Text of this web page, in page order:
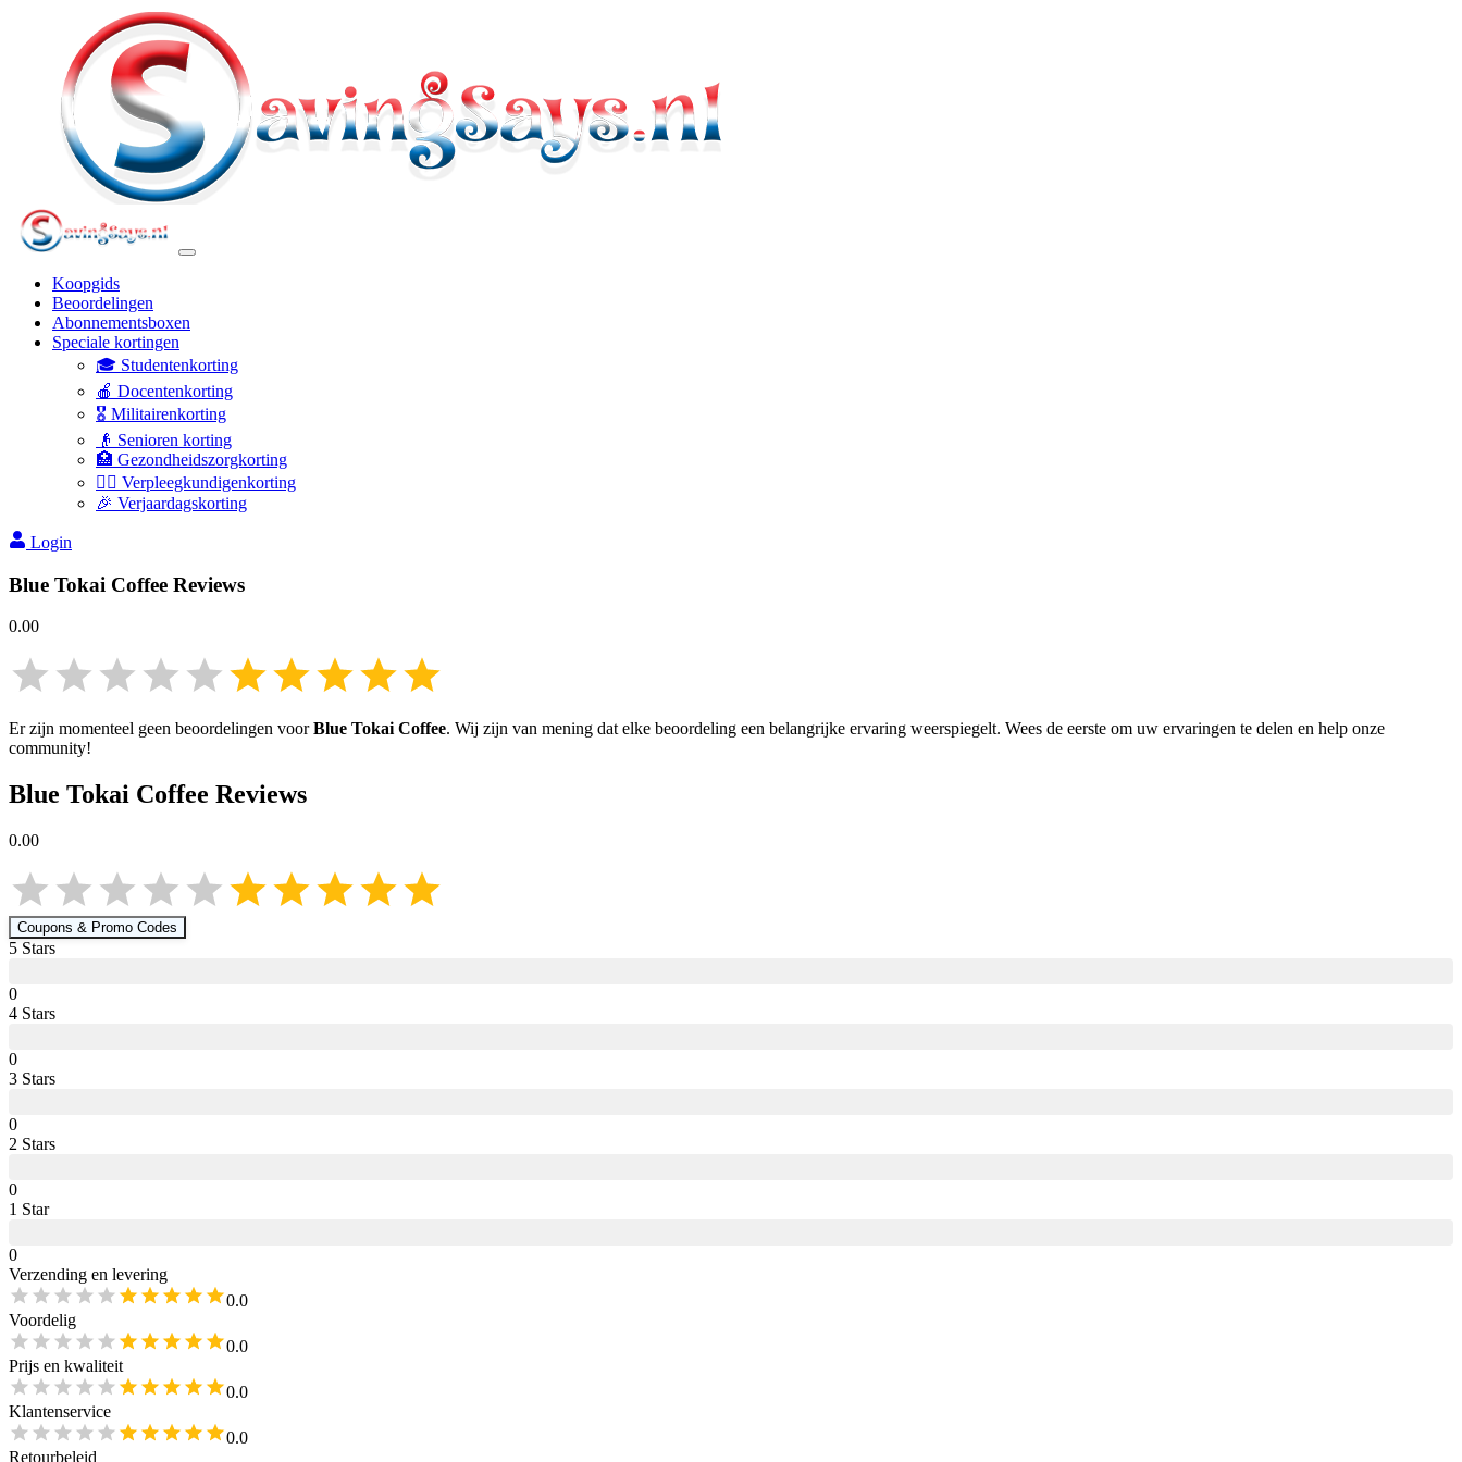
Koopgids
Beoordelingen
Abonnementsboxen
Speciale kortingen
🎓 Studentenkorting
🍎 Docentenkorting
🎖️ Militairenkorting
👴 Senioren korting
🏥 Gezondheidszorgkorting
👩‍⚕️ Verpleegkundigenkorting
🎉 Verjaardagskorting
Login
Blue Tokai Coffee Reviews
0.00
Er zijn momenteel geen beoordelingen voorBlue Tokai Coffee. Wij zijn van mening dat elke beoordeling een belangrijke ervaring weerspiegelt. Wees de eerste om uw ervaringen te delen en help onze
community!
Blue Tokai Coffee Reviews
0.00
Coupons & Promo Codes
5 Stars
0
4 Stars
0
3 Stars
0
2 Stars
0
1 Star
0
Verzending en levering
0.0
Voordelig
0.0
Prijs en kwaliteit
0.0
Klantenservice
0.0
Retourbeleid